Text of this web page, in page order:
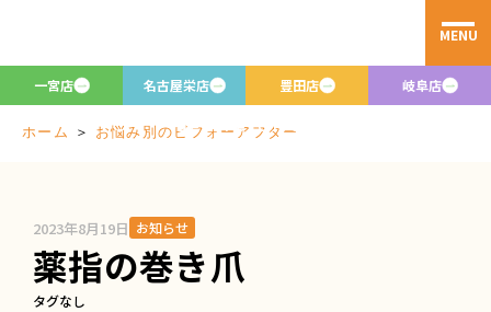
MENU
一宮店 名古屋栄店 豊田店 岐阜店
お悩み別のビフ
ォーアフター
Before/after
ホーム ＞ お悩み別のビフォーアフター
2023年8月19日 お知らせ
薬指の巻き爪
タグなし